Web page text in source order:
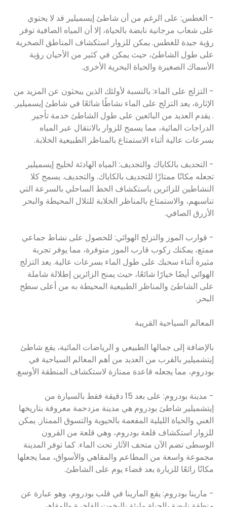
- الغطس: على الرغم من أن شاطئ إيسميلير قد لا يحتوي
على شعاب مرجانية نابضة بالحياة، إلا أن المياه الصافية توفر
رؤية جيدة للغطس. يمكن للزوار استكشاف المناطق الصخرية
على طول الشاطئ، حيث يمكن في كثير من الأحيان رؤية
الأسماك الصغيرة والحياة البحرية الأخرى.
- التزلج على الماء: بالنسبة لأولئك الذين يبحثون عن المزيد من
الإثارة، يعد التزلج على الماء نشاطًا شائعًا في شاطئ إيسميلير.
. يقدم العديد من البائعين على طول الشاطئ خدمة تأجير
الدراجات المائية، مما يسمح للزوار بالانتقال عبر المياه
بسرعات عالية أثناء الاستمتاع بالمناظر الطبيعية الخلابة.
- التجديف بالكاياك والتجديف: المياه الهادئة لخليج إيسميلير
تجعله مكانًا ممتازًا للتجديف بالكاياك. والتجديف. يسمح كلا
النشاطين للزائرين باستكشاف الخط الساحلي بالسرعة التي
تناسبهم، والاستمتاع بالمناظر الخلابة للتلال المحيطة والبحر
الأزرق الصافي.
- قوارب الموز والتزلج الهوائي: للحصول على نشاط جماعي
ممتع، يمكنك ركوب قارب الموز متوفرة، مما يوفر تجربة
مثيرة أثناء سحبك على طول الماء بسرعات عالية. يعد التزلج
الهوائي أيضًا خيارًا شائعًا، حيث يمنح الزائرين إطلالة شاملة
على الشاطئ والمناظر الطبيعية المحيطة به من أعلى سطح
البحر.
المعالم السياحية القريبة
بالإضافة إلى جمالها الطبيعي و الرياضات المائية، يقع شاطئ
إيتشميلير بالقرب من العديد من أهم المعالم السياحية في
بودروم، مما يجعله قاعدة ممتازة لاستكشاف المنطقة الأوسع.
- مدينة بودروم: على بعد 15 دقيقة فقط بالسيارة من
إيتشميلير شاطئ بودروم هي مدينة مزدحمة معروفة بتاريخها
الغني والحياة الليلية المفعمة بالحيوية والتسوق الممتاز. يمكن
للزوار استكشاف قلعة بودروم، وهي قلعة من القرون
الوسطى تضم الآن متحف الآثار تحت الماء. كما توفر المدينة
مجموعة واسعة من المطاعم والمقاهي والأسواق، مما يجعلها
مكانًا رائعًا للزيارة بعد قضاء يوم على الشاطئ.
- مارينا بودروم: يقع المارينا في قلب بودروم، وهو عبارة عن